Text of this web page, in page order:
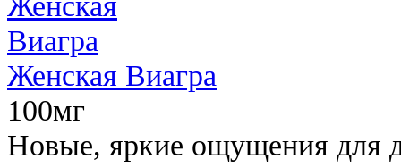
Женская Виагра
100мг
Новые, яркие ощущения для